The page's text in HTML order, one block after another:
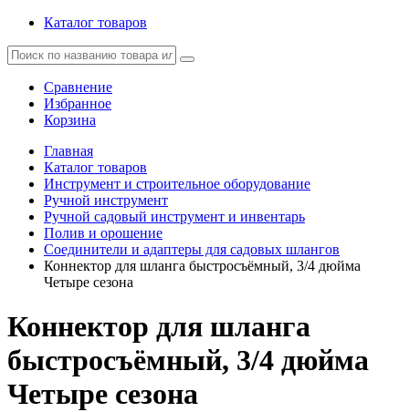
Каталог товаров
Сравнение
Избранное
Корзина
Главная
Каталог товаров
Инструмент и строительное оборудование
Ручной инструмент
Ручной садовый инструмент и инвентарь
Полив и орошение
Соединители и адаптеры для садовых шлангов
Коннектор для шланга быстросъёмный, 3/4 дюйма
Четыре сезона
Коннектор для шланга
быстросъёмный, 3/4 дюйма
Четыре сезона